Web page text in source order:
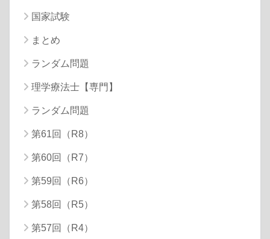
国家試験
まとめ
ランダム問題
理学療法士【専門】
ランダム問題
第61回（R8）
第60回（R7）
第59回（R6）
第58回（R5）
第57回（R4）